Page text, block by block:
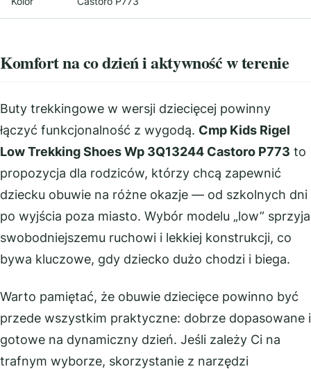
Komfort na co dzień i aktywność w terenie
Buty trekkingowe w wersji dziecięcej powinny
łączyć funkcjonalność z wygodą. Cmp Kids Rigel
Low Trekking Shoes Wp 3Q13244 Castoro P773 to
propozycja dla rodziców, którzy chcą zapewnić
dziecku obuwie na różne okazje — od szkolnych dni
po wyjścia poza miasto. Wybór modelu „low” sprzyja
swobodniejszemu ruchowi i lekkiej konstrukcji, co
bywa kluczowe, gdy dziecko dużo chodzi i biega.
Warto pamiętać, że obuwie dziecięce powinno być
przede wszystkim praktyczne: dobrze dopasowane i
gotowe na dynamiczny dzień. Jeśli zależy Ci na
trafnym wyborze, skorzystanie z narzędzi